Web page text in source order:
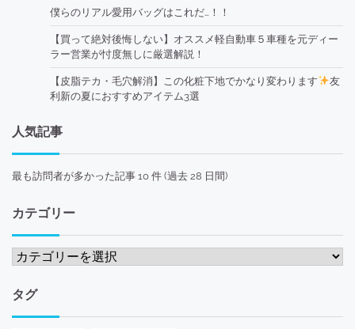
僕らのリアル愛用バッグはこれだ…！！
【買って絶対後悔しない】オススメ軽自動車５車種を元ディー
ラー営業が忖度無しに厳選解説！
【皮脂テカ・毛穴解消】この化粧下地でかなり変わります
友
利新の夏におすすめアイテム3選
人気記事
最も訪問者が多かった記事 10 件 (過去 28 日間)
カテゴリー
カ
ゴ
リ
タグ